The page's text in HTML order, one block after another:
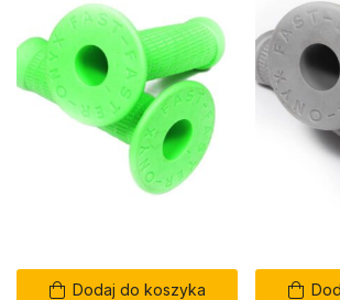
Dodaj do koszyka